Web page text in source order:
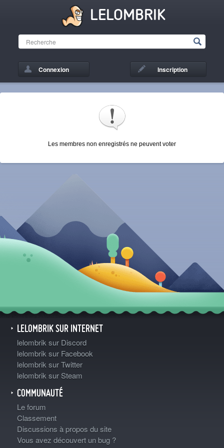
LELOMBRIK
Connexion Inscription
Les membres non enregistrés ne peuvent voter
LELOMBRIK SUR INTERNET
lelombrik sur Discord
lelombrik sur Facebook
lelombrik sur Twitter
lelombrik sur Steam
COMMUNAUTÉ
Le forum
Classement
Discussions à propos du site
Vous avez découvert un bug ?